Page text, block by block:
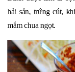
hải sản, trứng cút,
mắm chua ngọt.